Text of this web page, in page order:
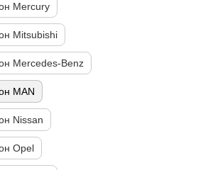
Mercury
Mitsubishi
Mercedes-Benz
MAN
Nissan
Opel